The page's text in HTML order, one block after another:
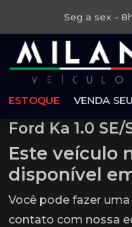
Seg a sex -
ESTOQUE VENDA
Ford Ka 1.0
Este veículo
disponível
Você pode fazer
contato com nossa